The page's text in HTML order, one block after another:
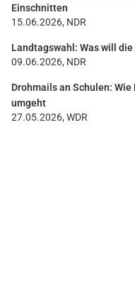
Einschnitten
15.06.2026, NDR
Landtagswahl: Was will
09.06.2026, NDR
Drohmails an Schulen:
umgeht
27.05.2026, WDR